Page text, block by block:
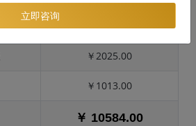
￥1826.00
￥2025.00
￥1013.00
￥ 10584.00
立即咨询